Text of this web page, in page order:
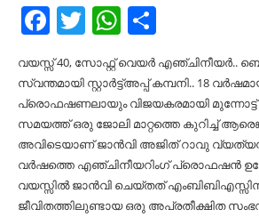
Facebook
TwitterWhatsApp
വയസ്സ് 40, സോഫ്റ്റ് വെയർ എഞ്ചിനീയർ..
സ്വന്തമായി സ്റ്റാർട്ട്‌അപ്പ് കമ്പനി.. 18
പ്രൊഫഷണലായും വിജയകരമായി
സമയത്ത് ഒരു ജോലി മാറ്റത്തെ കുറിച്ച്‌
അവിടെയാണ് ജാൻവി അജിത് റാവു
വർഷത്തെ എഞ്ചിനീയറിംഗ് പ്രൊഫഷൻ
വയസ്സില്‍ ജാൻവി ചെയ്തത്
ജീവിതത്തിലുണ്ടായ ഒരു അപ്രതീക്ഷിത